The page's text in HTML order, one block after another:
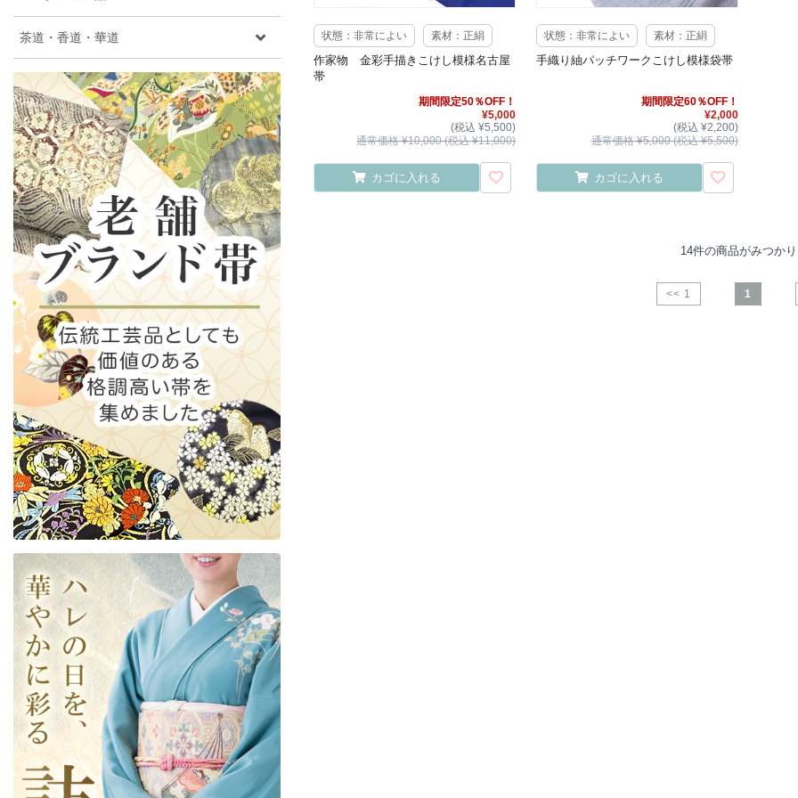
茶道・香道・華道 状態：非常によい 素材：正絹
作家物 金彩手描きこけし模様名古屋
帯
期間限定50％OFF！
¥5,000
(税込 ¥5,500)
通常価格 ¥10,000 (税込 ¥11,000)
カゴに入れる
状態：非常によい 素材：正絹
手織り紬パッチワークこけし模様袋帯
期間限定60％OFF！
¥2,000
(税込 ¥2,200)
通常価格 ¥5,000 (税込 ¥5,500)
カゴに入れる
14件の商品がみつか
<< 1 1